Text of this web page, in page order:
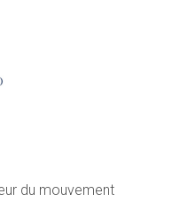
du mouvement